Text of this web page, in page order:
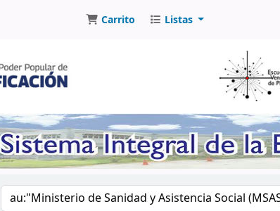
Carrito Listas
Buscar en el catálogo por palabra clave